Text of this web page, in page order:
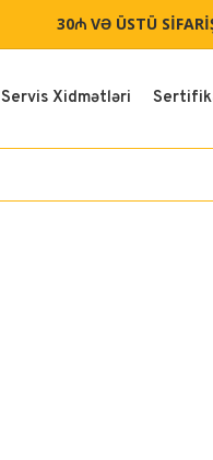
30₼ VƏ ÜSTÜ
Servis Xidmətləri